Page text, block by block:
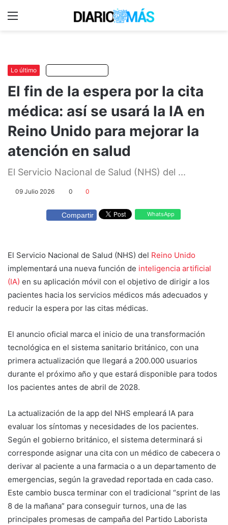
Lo último
El fin de la espera por la cita
médica: así se usará la IA en
Reino Unido para mejorar la
atención en salud
El Servicio Nacional de Salud (NHS) del ...
09 Julio 2026 0 0
Compartir WhatsApp
El Servicio Nacional de Salud (NHS) del Reino Unido
implementará una nueva función de inteligencia artificial
(IA) en su aplicación móvil con el objetivo de dirigir a los
pacientes hacia los servicios médicos más adecuados y
reducir la espera por las citas médicas.
El anuncio oficial marca el inicio de una transformación
tecnológica en el sistema sanitario británico, con una
primera actualización que llegará a 200.000 usuarios
durante el próximo año y que estará disponible para todos
los pacientes antes de abril de 2028.
La actualización de la app del NHS empleará IA para
evaluar los síntomas y necesidades de los pacientes.
Según el gobierno británico, el sistema determinará si
corresponde asignar una cita con un médico de cabecera o
derivar al paciente a una farmacia o a un departamento de
emergencias, según la gravedad reportada en cada caso.
Este cambio busca terminar con el tradicional “sprint de las
8 de la mañana” para conseguir turnos, una de las
principales promesas de campaña del Partido Laborista